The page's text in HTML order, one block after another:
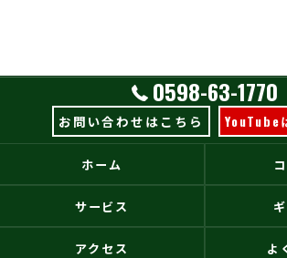
0598-63-1770
お問い合わせはこちら YouTube
ホーム
サービス
アクセス よ